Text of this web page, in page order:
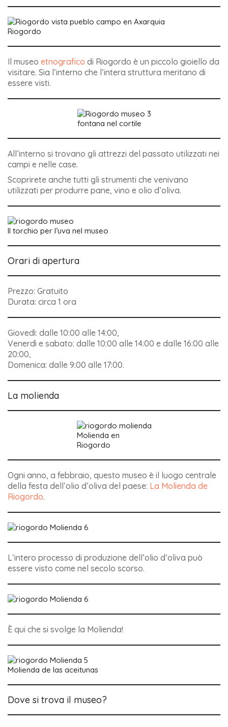
Riogordo
Il museo etnografico di Riogordo è un piccolo gioiello da
visitare. Sia l’interno che l’intera struttura meritano di
essere visti.
fontana nel cortile
All’interno si trovano gli attrezzi del passato utilizzati nei
campi e nelle case.
Scoprirete anche tutti gli strumenti che venivano
utilizzati per produrre pane, vino e olio d’oliva.
Il torchio per l’uva nel museo
Orari di apertura
Prezzo: Gratuito
Durata: circa 1 ora
Giovedì: dalle 10:00 alle 14:00,
Venerdì e sabato: dalle 10:00 alle 14:00 e dalle 16:00 alle
20:00,
Domenica: dalle 9:00 alle 17:00.
La molienda
Molienda en
Riogordo
Ogni anno, a febbraio, questo museo è il luogo centrale
della festa dell’olio d’oliva del paese: La Molienda de
Riogordo.
L’intero processo di produzione dell’olio d’oliva può
essere visto come nel secolo scorso.
È qui che si svolge la Molienda!
Molienda de las aceitunas
Dove si trova il museo?